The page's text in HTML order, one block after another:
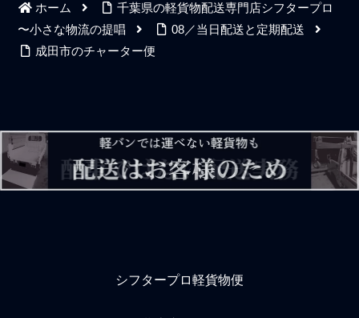
ホーム
千葉県の軽貨物配送専門店シフタープロ
〜小さな物流の提唱
08／当日配送と定期配送
成田市のチャーター便
シフタープロ軽貨物便